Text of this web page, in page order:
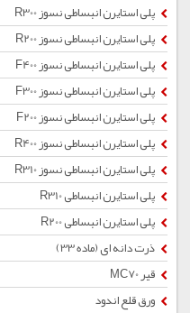
پلی استایرن انبساطی نسوز R300
پلی استایرن انبساطی نسوز R200
پلی استایرن انبساطی نسوز F400
پلی استایرن انبساطی نسوز F300
پلی استایرن انبساطی نسوز F200
پلی استایرن انبساطی نسوز R400
پلی استایرن انبساطی نسوز R310
پلی استایرن انبساطی R310
پلی استایرن انبساطی R200
ذرت دانه ای (ماده 33)
قیر MC70
ورق قلع اندود